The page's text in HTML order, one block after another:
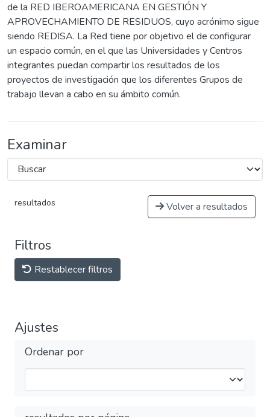
de la RED IBEROAMERICANA EN GESTIÓN Y
APROVECHAMIENTO DE RESIDUOS, cuyo acrónimo sigue
siendo REDISA. La Red tiene por objetivo el de configurar
un espacio común, en el que las Universidades y Centros
integrantes puedan compartir los resultados de los
proyectos de investigación que los diferentes Grupos de
trabajo llevan a cabo en su ámbito común.
Examinar
resultados Volver a resultados
Filtros
Restablecer filtros
Ajustes
Ordenar por